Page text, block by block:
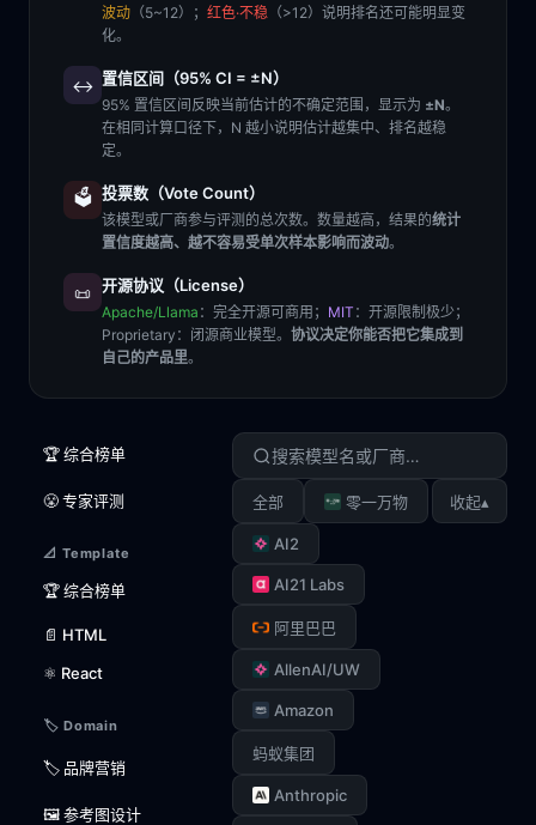
波动 （5~12）； 红色·不稳 （>12）说明排名还可能明显变
化。
↔️ 置信区间（95% CI = ±N）
95% 置信区间反映当前估计的不确定范围，显示为 ±N。
在相同计算口径下，N 越小说明估计越集中、排名越稳
定。
🗳️ 投票数（Vote Count）
该模型或厂商参与评测的总次数。数量越高，结果的统计
置信度越高、越不容易受单次样本影响而波动。
📜 开源协议（License）
Apache/Llama ：完全开源可商用； MIT ：开源限制极少；
Proprietary ：闭源商业模型。 协议决定你能否把它集成到
自己的产品里。
🏆 综合榜单
😤 专家评测
📐 Template
🏆 综合榜单
📄 HTML
⚛️ React
🏷️ Domain
🏷️ 品牌营销
🖼️ 参考图设计
全部 零一万物
AI2
AI21 Labs
阿里巴巴
AllenAI/UW
Amazon
蚂蚁集团
Anthropic
收起▴